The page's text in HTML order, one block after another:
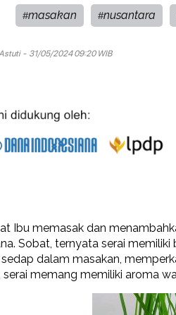
#masakan #nusantara
- 31/05/2024 09:20 WIB
Ibu memasak dan
Sobat, ternyata serai
dalam masakan,
memang memiliki aroma